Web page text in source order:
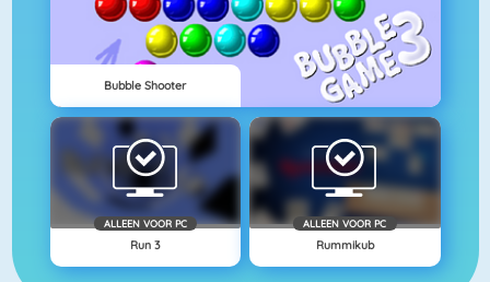
Bubble Shooter
ALLEEN VOOR PC
Run 3
ALLEEN VOOR PC
Rummikub